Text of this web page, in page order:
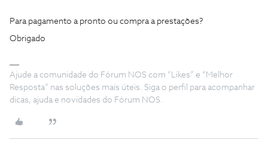
Para pagamento a pronto ou compra a prestações?
Obrigado
Ajude a comunidade do Fórum NOS com “Likes” e “Melhor
Resposta” nas soluções mais úteis. Siga o perfil para acompanhar
dicas, ajuda e novidades do Fórum NOS.